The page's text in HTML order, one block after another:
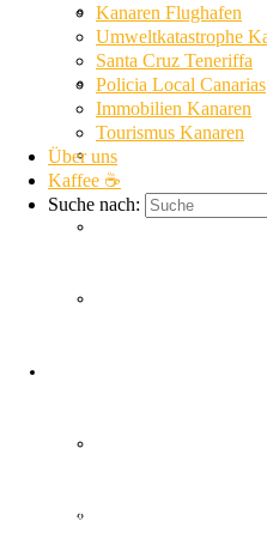
Lanzarote News
La Gomera News
La Palma News
Kanaren Flughafen
Umweltkatastrophe
Santa Cruz Teneriffa
Policia Local Canarias
Immobilien Kanaren
Tourismus Kanaren
Über uns
Kaffee ☕
Suche nach:
Alarm
Hubschrauber-Einsatz für 3